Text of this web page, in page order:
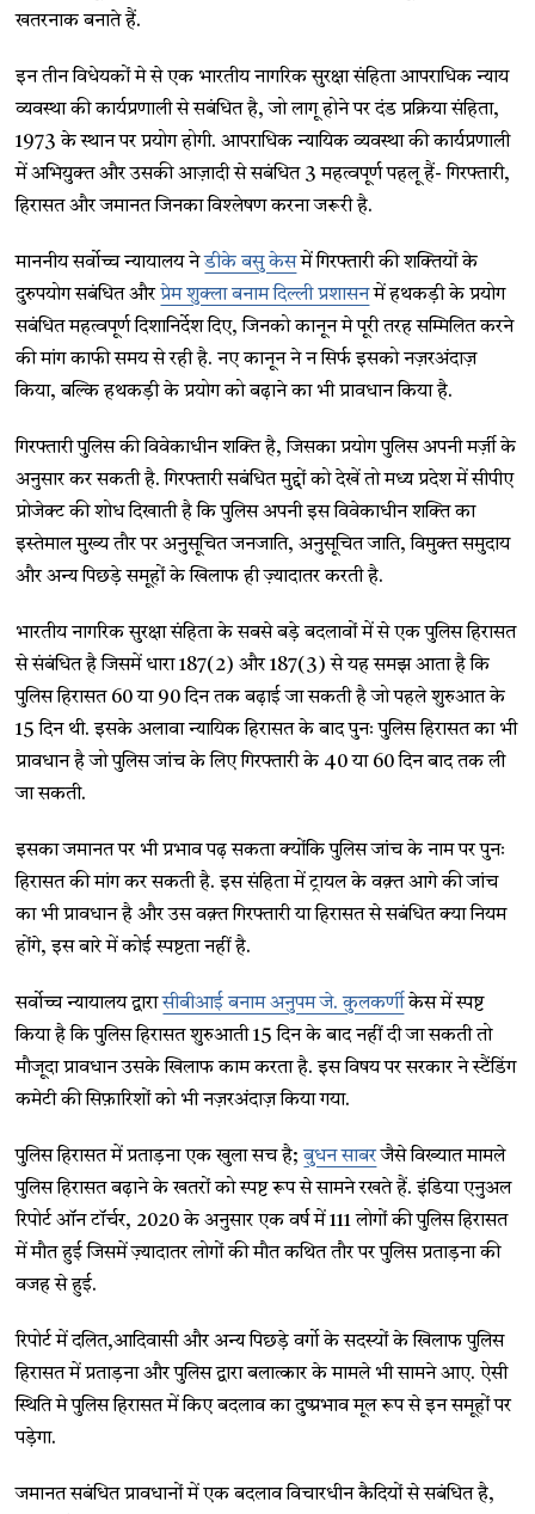
खतरनाक बनाते हैं.
इन तीन विधेयकों मे से एक भारतीय नागरिक सुरक्षा संहिता आपराधिक न्याय
व्यवस्था की कार्यप्रणाली से सबंधित है, जो लागू होने पर दंड प्रक्रिया संहिता,
1973 के स्थान पर प्रयोग होगी. आपराधिक न्यायिक व्यवस्था की कार्यप्रणाली
में अभियुक्त और उसकी आज़ादी से सबंधित 3 महत्वपूर्ण पहलू हैं- गिरफ्तारी,
हिरासत और जमानत जिनका विश्लेषण करना जरूरी है.
माननीय सर्वोच्च न्यायालय नेडीके बसु केसमें गिरफ्तारी की शक्तियों के
दुरुपयोग सबंधित औरप्रेम शुक्ला बनाम दिल्ली प्रशासनमें हथकड़ी के प्रयोग
सबंधित महत्वपूर्ण दिशानिर्देश दिए, जिनको कानून मे पूरी तरह सम्मिलित करने
की मांग काफी समय से रही है. नए कानून ने न सिर्फ इसको नज़रअंदाज़
किया, बल्कि हथकड़ी के प्रयोग को बढ़ाने का भी प्रावधान किया है.
गिरफ्तारी पुलिस की विवेकाधीन शक्ति है, जिसका प्रयोग पुलिस अपनी मर्ज़ी के
अनुसार कर सकती है. गिरफ्तारी सबंधित मुद्दों को देखें तो मध्य प्रदेश में सीपीए
प्रोजेक्ट की शोध दिखाती है कि पुलिस अपनी इस विवेकाधीन शक्ति का
इस्तेमाल मुख्य तौर पर अनुसूचित जनजाति, अनुसूचित जाति, विमुक्त समुदाय
और अन्य पिछड़े समूहों के खिलाफ ही ज़्यादातर करती है.
भारतीय नागरिक सुरक्षा संहिता के सबसे बड़े बदलावों में से एक पुलिस हिरासत
से संबंधित है जिसमें धारा 187(2) और 187(3) से यह समझ आता है कि
पुलिस हिरासत 60 या 90 दिन तक बढ़ाई जा सकती है जो पहले शुरुआत के
15 दिन थी. इसके अलावा न्यायिक हिरासत के बाद पुनः पुलिस हिरासत का भी
प्रावधान है जो पुलिस जांच के लिए गिरफ्तारी के 40 या 60 दिन बाद तक ली
जा सकती.
इसका जमानत पर भी प्रभाव पढ़ सकता क्योंकि पुलिस जांच के नाम पर पुनः
हिरासत की मांग कर सकती है. इस संहिता में ट्रायल के वक़्त आगे की जांच
का भी प्रावधान है और उस वक़्त गिरफ्तारी या हिरासत से सबंधित क्या नियम
होंगे, इस बारे में कोई स्पष्टता नहीं है.
सर्वोच्च न्यायालय द्वारासीबीआई बनाम अनुपम जे. कुलकर्णीकेस में स्पष्ट
किया है कि पुलिस हिरासत शुरुआती 15 दिन के बाद नहीं दी जा सकती तो
मौजूदा प्रावधान उसके खिलाफ काम करता है. इस विषय पर सरकार ने स्टैंडिंग
कमेटी की सिफ़ारिशों को भी नज़रअंदाज़ किया गया.
पुलिस हिरासत में प्रताड़ना एक खुला सच है;बुधन साबरजैसे विख्यात मामले
पुलिस हिरासत बढ़ाने के खतरों को स्पष्ट रूप से सामने रखते हैं. इंडिया एनुअल
रिपोर्ट ऑन टॉर्चर, 2020 के अनुसार एक वर्ष में 111 लोगों की पुलिस हिरासत
में मौत हुई जिसमें ज़्यादातर लोगों की मौत कथित तौर पर पुलिस प्रताड़ना की
वजह से हुई.
रिपोर्ट में दलित,आदिवासी और अन्य पिछड़े वर्गो के सदस्यों के खिलाफ पुलिस
हिरासत में प्रताड़ना और पुलिस द्वारा बलात्कार के मामले भी सामने आए. ऐसी
स्थिति मे पुलिस हिरासत में किए बदलाव का दुष्प्रभाव मूल रूप से इन समूहों पर
पड़ेगा.
जमानत सबंधित प्रावधानों में एक बदलाव विचारधीन कैदियों से सबंधित है,